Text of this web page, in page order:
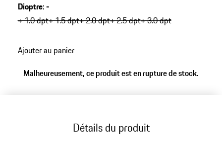
Dioptre:-
+ 1.0 dpt+ 1.5 dpt+ 2.0 dpt+ 2.5 dpt+ 3.0 dpt
Ajouter au panier
Malheureusement, ce produit est en rupture de stock.
Détails du produit